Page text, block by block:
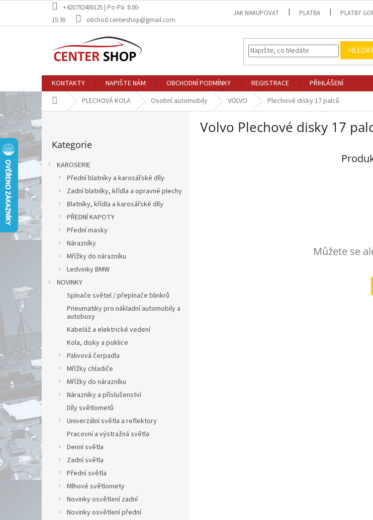
obsah
+420792400125 | Po-Pá: 8:00-
15:30
obchod.centershop@gmail.com
JAK NAKUPOVAT PLATBA PLATBY
KONTAKTY NAPIŠTE NÁM OBCHODNÍ PODMÍNKY REGISTRACE
PŘIHLÁŠENÍ
Domů PLECHOVÁ KOLA Osobní automobily VOLVO Plechové disky 17 palců
P
o
s
r
n
í
p
a
n
kategorie
Kategorie
KAROSERIE
Přední blatníky a karosářské díly
Zadní blatníky, křídla a opravné plechy
Blatníky, křídla a karosářské díly
PŘEDNÍ KAPOTY
Přední masky
Nárazníky
Mřížky do nárazníku
Ledvinky BMW
NOVINKY
Spínače světel / přepínače blinkrů
Pneumatiky pro nákladní automobily a
autobusy
Kabeláž a elektrické vedení
Kola, disky a poklice
Palivová čerpadla
Mřížky chladiče
Mřížky do nárazníku
Nárazníky a příslušenství
Díly světlometů
Univerzální světla a reflektory
Pracovní a výstražná světla
Denní světla
Zadní světla
Přední světla
Mlhové světlomety
Novinky osvětlení zadní
Novinky osvětlení přední
Volvo Plechové disky 17
Můžete se